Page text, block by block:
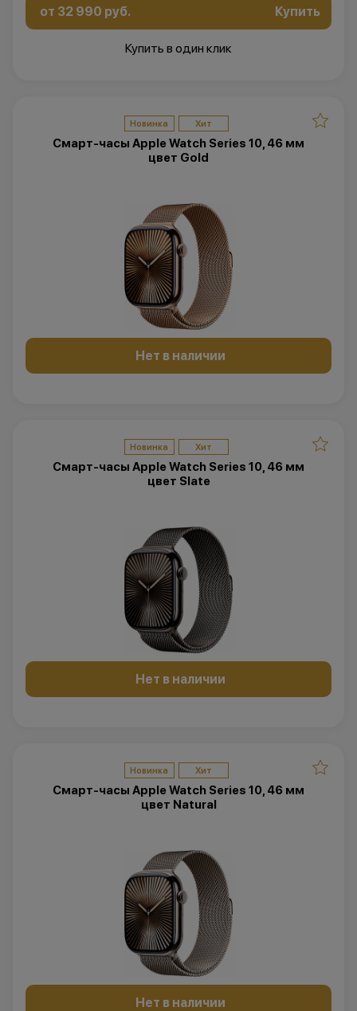
от 32 990 руб. Купить
Купить в один клик
Новинка Хит
Смарт-часы Apple Watch Series 10, 46 мм
цвет Gold
Нет в наличии
Новинка Хит
Смарт-часы Apple Watch Series 10, 46 мм
цвет Slate
Нет в наличии
Новинка Хит
Смарт-часы Apple Watch Series 10, 46 мм
цвет Natural
Нет в наличии